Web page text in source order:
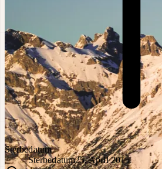
Sterbedatum
Sterbedatum25. April 2015